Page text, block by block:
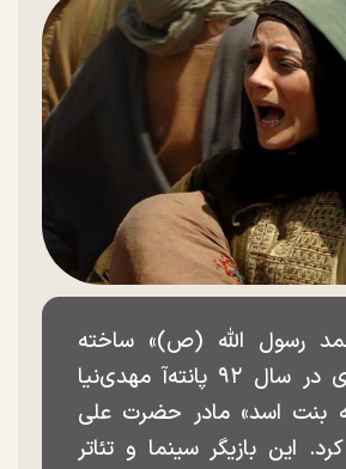
رسول الله (ص)» ساخته
مجید مجیدی در سال ۹۲ پانته‌آ مهدی‌نیا
بنت اسد» مادر حضرت علی
این بازیگر سینما و تئاتر